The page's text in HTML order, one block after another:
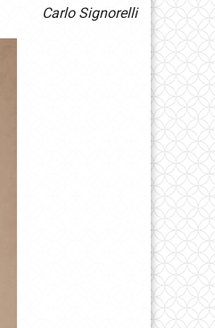
Carlo Signorelli